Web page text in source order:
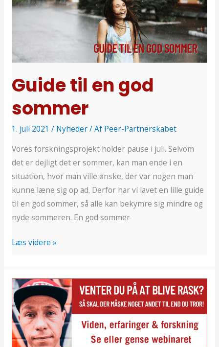
Guide til en god
sommer
1. juli 2021 / Nyheder/ Af Peer-Partnerskabet
Vores forskningsprojekt holder pause i juli. Selvom
det er dejligt det er sommer, kan man ende i en
situation, hvor man ville ønske, der var nogen man
kunne læne sig op ad. Derfor har vi lavet en lille guide
til en god sommer, så alle kan bekymre sig mindre og
nyde sommeren. En god sommer
til
sommer
Læs videre »
Venter
du
på
at
blive